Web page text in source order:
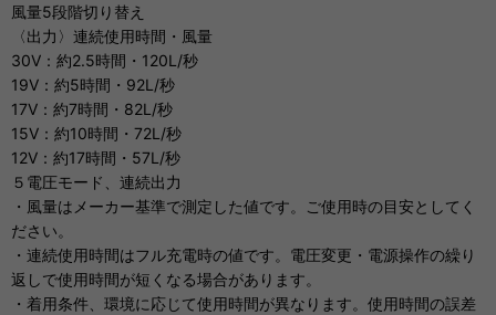
風量5段階切り替え
〈出力〉連続使用時間・風量
30V：約2.5時間・120L/秒
19V：約5時間・92L/秒
17V：約7時間・82L/秒
15V：約10時間・72L/秒
12V：約17時間・57L/秒
５電圧モード、連続出力
・風量はメーカー基準で測定した値です。ご使用時の目安としてく
ださい。
・連続使用時間はフル充電時の値です。電圧変更・電源操作の繰り
返しで使用時間が短くなる場合があります。
・着用条件、環境に応じて使用時間が異なります。使用時間の誤差